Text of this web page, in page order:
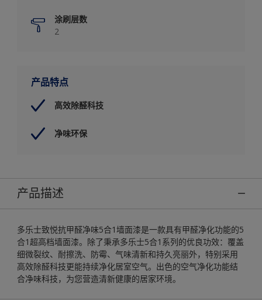
涂刷层数
2
产品特点
高效除醛科技
净味环保
产品描述
多乐士致悦抗甲醛净味5合1墙面漆是一款具有甲醛净化功能的5
合1超高档墙面漆。除了秉承多乐士5合1系列的优良功效：覆盖
细微裂纹、耐擦洗、防霉、气味清新和持久亮丽外，特别采用
高效除醛科技更能持续净化居室空气。出色的空气净化功能结
合净味科技，为您营造清新健康的居家环境。